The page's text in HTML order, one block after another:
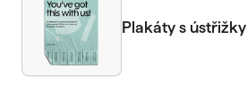
Plakáty s ústřižky